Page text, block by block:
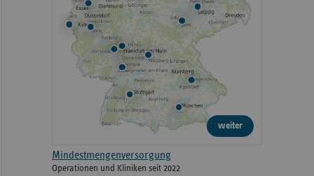
weiter
Mindestmengenversorgung
Operationen und Kliniken seit 2022